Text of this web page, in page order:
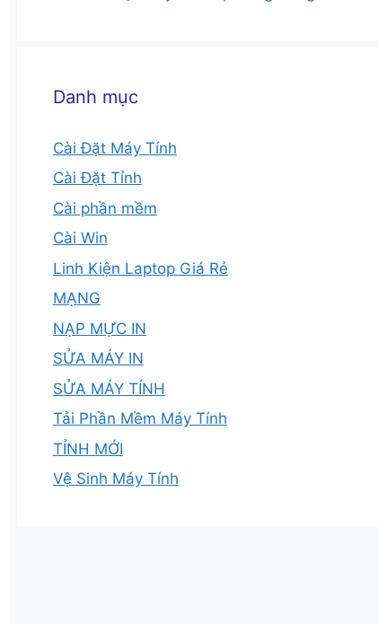
Danh mục
Cài Đặt Máy Tính
Cài Đặt Tỉnh
Cài phần mềm
Cài Win
Linh Kiện Laptop Giá Rẻ
MẠNG
NẠP MỰC IN
SỬA MÁY IN
SỬA MÁY TÍNH
Tải Phần Mềm Máy Tính
TỈNH MỚI
Vệ Sinh Máy Tính